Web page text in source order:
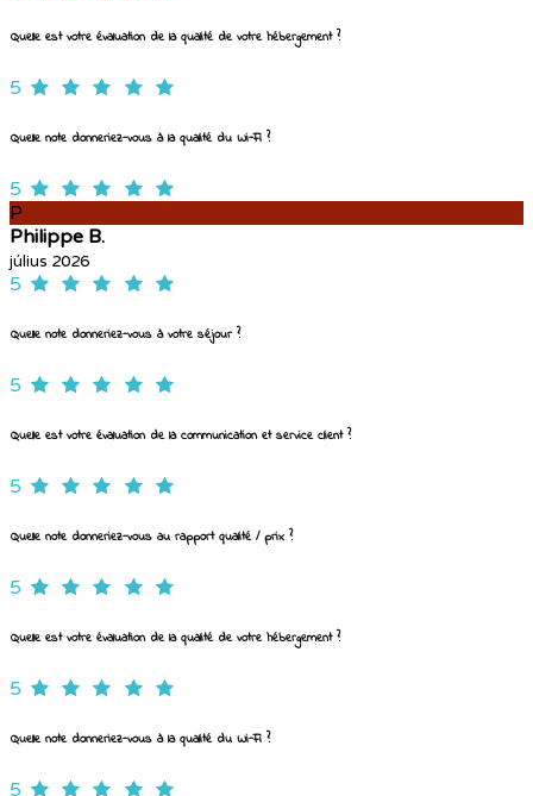
Quelle est votre évaluation de la qualité de votre hébergement ?
5
Quelle note donneriez-vous à la qualité du Wi-Fi ?
5
P
Philippe B.
július 2026
5
Quelle note donneriez-vous à votre séjour ?
5
Quelle est votre évaluation de la communication et service client ?
5
Quelle note donneriez-vous au rapport qualité / prix ?
5
Quelle est votre évaluation de la qualité de votre hébergement ?
5
Quelle note donneriez-vous à la qualité du Wi-Fi ?
5